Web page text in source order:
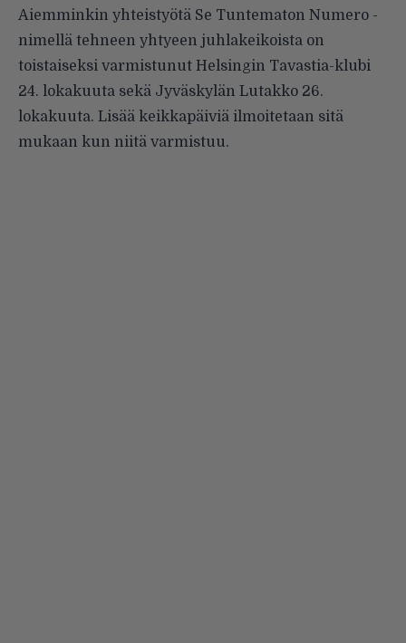
Aiemminkin yhteistyötä Se Tuntematon Numero -
nimellä tehneen yhtyeen juhlakeikoista on
toistaiseksi varmistunut Helsingin Tavastia-klubi
24. lokakuuta sekä Jyväskylän Lutakko 26.
lokakuuta. Lisää keikkapäiviä ilmoitetaan sitä
mukaan kun niitä varmistuu.